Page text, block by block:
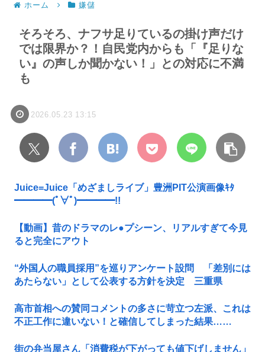
ホーム 嫌儲
そろそろ、ナフサ足りているの掛け声だけ
では限界か？！自民党内からも「『足りな
い』の声しか聞かない！」との対応に不満
も
2026.05.23 13:15
Juice=Juice「めざましライブ」豊洲PIT公演画像ｷﾀ
━━━━(ﾟ∀ﾟ)━━━━!!
【動画】昔のドラマのレ●プシーン、リアルすぎて今見
ると完全にアウト
“外国人の職員採用”を巡りアンケート設問 「差別には
あたらない」として公表する方針を決定 三重県
高市首相への賛同コメントの多さに苛立つ左派、これは
不正工作に違いない！と確信してしまった結果……
街の弁当屋さん「消費税が下がっても値下げしません」